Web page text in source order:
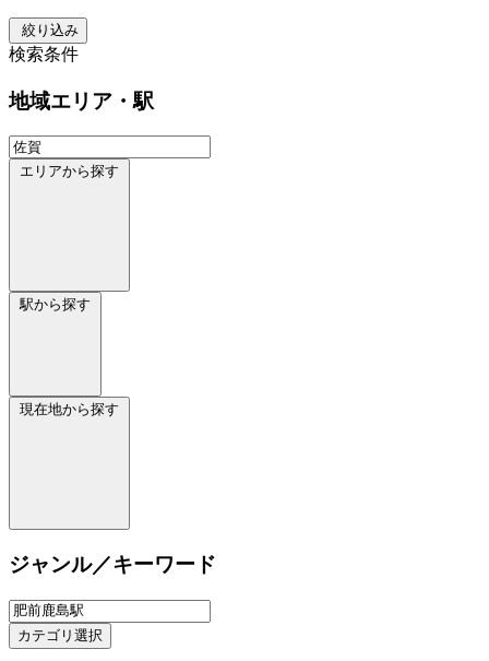
絞り込み
検索条件
地域エリア・駅
エリアから探す
駅から探す
現在地から探す
ジャンル／キーワード
カテゴリ選択